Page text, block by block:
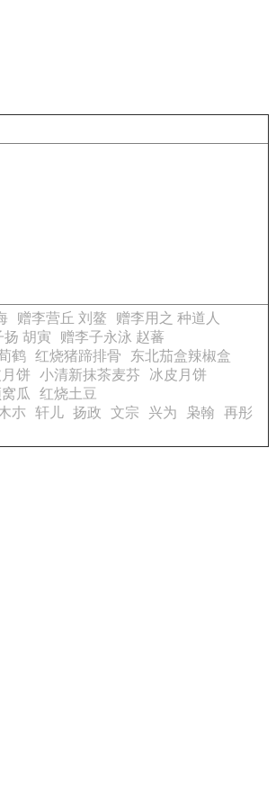
赠李营丘 刘鳌
赠李用之 种道人
扬 胡寅
赠李子永泳 赵蕃
鹤 红烧猪蹄排骨
东北茄盒辣椒盒
饼 小清新抹茶麦芬
冰皮月饼
瓜
红烧土豆
朩 轩儿 扬政 文宗 兴为 枭翰
再彤